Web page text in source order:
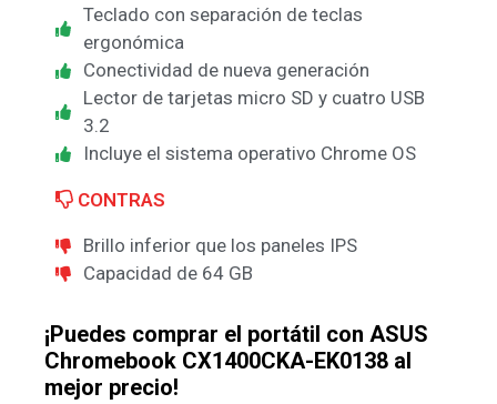
Teclado con separación de teclas
ergonómica
Conectividad de nueva generación
Lector de tarjetas micro SD y cuatro USB
3.2
Incluye el sistema operativo Chrome OS
CONTRAS
Brillo inferior que los paneles IPS
Capacidad de 64 GB
¡Puedes comprar el portátil con ASUS
Chromebook CX1400CKA-EK0138 al
mejor precio!